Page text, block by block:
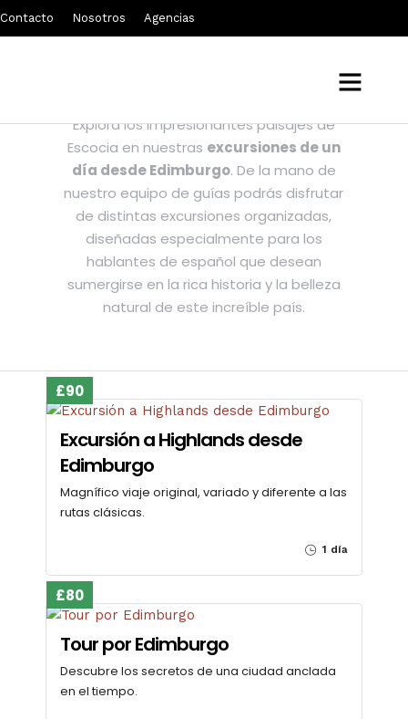
Contacto Nosotros Agencias
Excursiones desde Edimburgo
Explora los impresionantes paisajes de
Escocia en nuestras excursiones de un
día desde Edimburgo. De la mano de
nuestro equipo de guías podrás disfrutar
de distintas excursiones organizadas,
diseñadas especialmente para los
hablantes de español que desean
sumergirse en la rica historia y la belleza
natural de este increíble país.
£90
Excursión a Highlands desde
Edimburgo
Magnífico viaje original, variado y diferente a las
rutas clásicas.
1 día
£80
Tour por Edimburgo
Descubre los secretos de una ciudad anclada
en el tiempo.